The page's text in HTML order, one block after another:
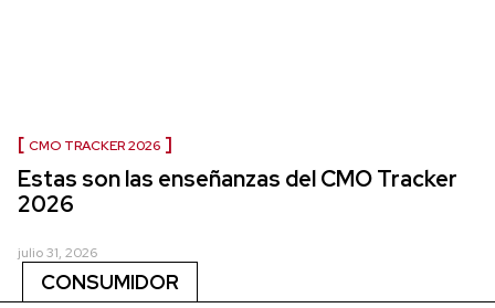
CMO TRACKER 2026
Estas son las enseñanzas del CMO Tracker
2026
julio 31, 2026
CONSUMIDOR